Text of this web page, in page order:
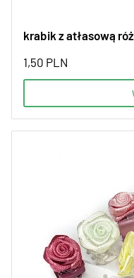
krabik z atłasową
1,50 PLN